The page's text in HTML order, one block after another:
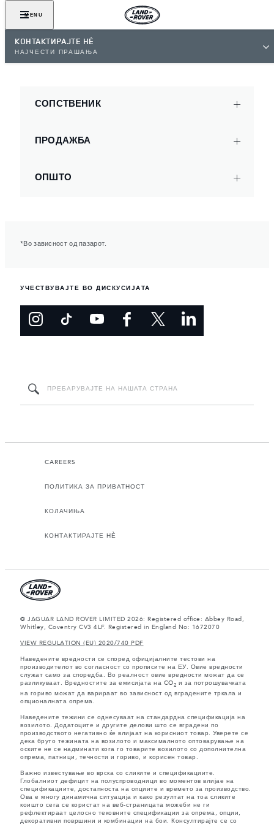
MENU
КОНТАКТИРАЈТЕ НЀ
НАЈЧЕСТИ ПРАШАЊА
СОПСТВЕНИК
ПРОДАЖБА
ОПШТО
*Во зависност од пазарот.
УЧЕСТВУВАЈТЕ ВО ДИСКУСИЈАТА
CAREERS
ПОЛИТИКА ЗА ПРИВАТНОСТ
КОЛАЧИЊА
КОНТАКТИРАЈТЕ НЀ
© JAGUAR LAND ROVER LIMITED 2026: Registered office: Abbey Road,
Whitley, Coventry CV3 4LF. Registered in England No: 1672070
VIEW REGULATION (EU) 2020/740 PDF
Наведените вредности се според официјалните тестови на
производителот во согласност со прописите на ЕУ. Овие вредности
служат само за споредба. Во реалност овие вредности можат да се
разликуваат. Вредностите за емисијата на CO2 и за потрошувачката
на гориво можат да варираат во зависност од вградените тркала и
опционалната опрема.
Наведените тежини се однесуваат на стандардна спецификација на
возилото. Додатоците и другите делови што се вградени по
производството негативно ќе влијаат на корисниот товар. Уверете се
дека бруто тежината на возилото и максималното оптоварување на
оските не се надминати кога го товарите возилото со дополнителна
опрема, патници, течности и гориво, и корисен товар.
Важно известување во врска со сликите и спецификациите.
Глобалниот дефицит на полуспроводници во моментов влијае на
спецификациите, достапноста на опциите и времето за производство.
Ова е многу динамична ситуација и како резултат на тоа сликите
коишто сега се користат на веб-страницата можеби не ги
рефлектираат целосно тековните спецификации за опрема, опции,
декоративни површини и комбинации на бои. Консултирајте се со